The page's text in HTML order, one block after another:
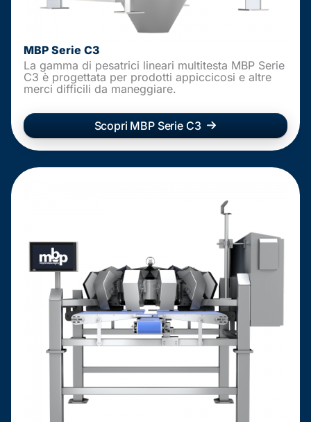
MBP Serie C3
La gamma di pesatrici lineari multitesta MBP Serie
C3 è progettata per prodotti appiccicosi e altre
merci difficili da maneggiare.
Scopri MBP Serie C3